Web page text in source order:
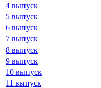
4 выпуск
5 выпуск
6 выпуск
7 выпуск
8 выпуск
9 выпуск
10 выпуск
11 выпуск